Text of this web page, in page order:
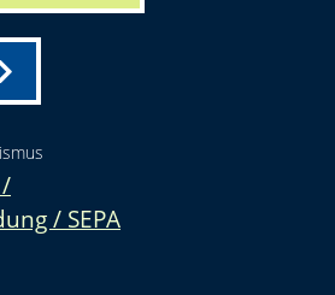
/ SEPA